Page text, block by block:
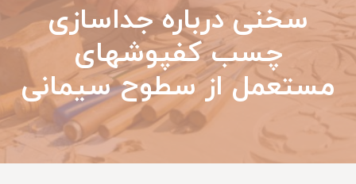
سخنی درباره جداسازی
چسب کفپوشهای
مستعمل از سطوح سیمانی